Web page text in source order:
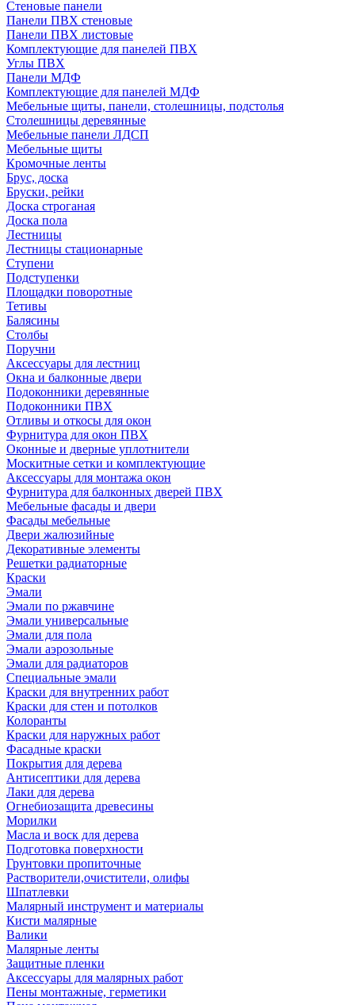
Стеновые панели
Панели ПВХ стеновые
Панели ПВХ листовые
Комплектующие для панелей ПВХ
Углы ПВХ
Панели МДФ
Комплектующие для панелей МДФ
Мебельные щиты, панели, столешницы, подстолья
Столешницы деревянные
Мебельные панели ЛДСП
Мебельные щиты
Кромочные ленты
Брус, доска
Бруски, рейки
Доска строганая
Доска пола
Лестницы
Лестницы стационарные
Ступени
Подступенки
Площадки поворотные
Тетивы
Балясины
Столбы
Поручни
Аксессуары для лестниц
Окна и балконные двери
Подоконники деревянные
Подоконники ПВХ
Отливы и откосы для окон
Фурнитура для окон ПВХ
Оконные и дверные уплотнители
Москитные сетки и комплектующие
Аксессуары для монтажа окон
Фурнитура для балконных дверей ПВХ
Мебельные фасады и двери
Фасады мебельные
Двери жалюзийные
Декоративные элементы
Решетки радиаторные
Краски
Эмали
Эмали по ржавчине
Эмали универсальные
Эмали для пола
Эмали аэрозольные
Эмали для радиаторов
Специальные эмали
Краски для внутренних работ
Краски для стен и потолков
Колоранты
Краски для наружных работ
Фасадные краски
Покрытия для дерева
Антисептики для дерева
Лаки для дерева
Огнебиозащита древесины
Морилки
Масла и воск для дерева
Подготовка поверхности
Грунтовки пропиточные
Растворители,очистители, олифы
Шпатлевки
Малярный инструмент и материалы
Кисти малярные
Валики
Малярные ленты
Защитные пленки
Аксессуары для малярных работ
Пены монтажные, герметики